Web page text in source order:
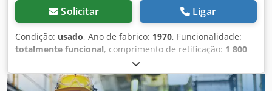
Solicitar Ligar
Condição: usado, Ano de fabrico: 1970, Funcionalidade:
totalmente funcional, comprimento de retificação: 1 800
, largura de rectificação:400 mm
mesa:1 350 mm, largura da mesa:350 mm, !!!VENDA NO
LOCAL D-74219 MÖCKMÜHL Retificadora plana BLOHM HFS